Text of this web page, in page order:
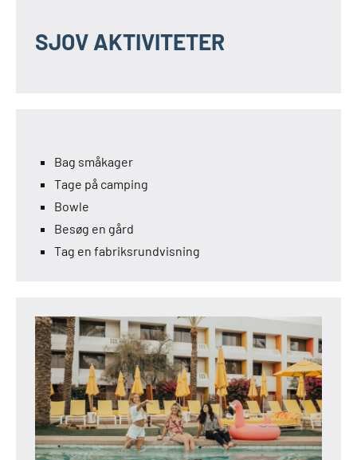
SJOV AKTIVITETER
Bag småkager
Tage på camping
Bowle
Besøg en gård
Tag en fabriksrundvisning